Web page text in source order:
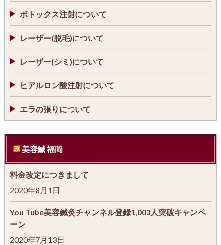
ボトックス注射について
レーザー(脱毛)について
レーザー(シミ)について
ヒアルロン酸注射について
エラの張りについて
美容鍼 福岡
料金改定につきまして
2020年8月1日
You Tube美容鍼灸チャンネル登録1,000人突破キャンペ
ーン
2020年7月13日